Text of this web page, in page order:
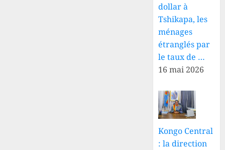
dollar à
Tshikapa, les
ménages
étranglés par
le taux de …
16 mai 2026
Kongo Central
: la direction